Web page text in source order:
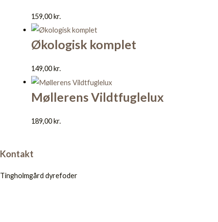
159,00kr.
Økologisk komplet
149,00kr.
Møllerens Vildtfuglelux
189,00kr.
Kontakt
Tingholmgård dyrefoder